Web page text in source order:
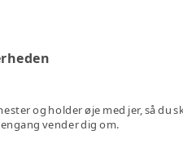
og holder øje med jer, så
vender dig om.